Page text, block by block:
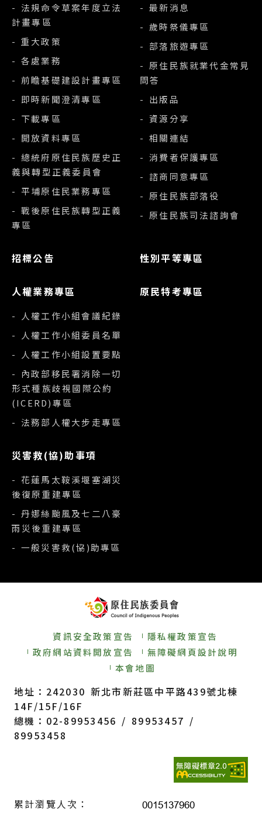
- 法規命令草案年度立法
計畫專區
- 重大政策
- 各處業務
- 前瞻基礎建設計畫專區
- 即時新聞澄清專區
- 下載專區
- 開放資料專區
- 總統府原住民族歷史正
義與轉型正義委員會
- 平埔原住民業務專區
- 戰後原住民族轉型正義
專區
- 最新消息
- 歲時祭儀專區
- 部落旅遊專區
- 原住民族就業代金常見
問答
- 出版品
- 資源分享
- 相關連結
- 消費者保護專區
- 諮商同意專區
- 原住民族部落役
- 原住民族司法諮詢會
招標公告 性別平等專區
人權業務專區
- 人權工作小組會議紀錄
- 人權工作小組委員名單
- 人權工作小組設置要點
- 內政部移民署消除一切
形式種族歧視國際公約
(ICERD)專區
- 法務部人權大步走專區
原民特考專區
災害救(協)助事項
- 花蓮馬太鞍溪堰塞湖災
後復原重建專區
- 丹娜絲颱風及七二八豪
雨災後重建專區
- 一般災害救(協)助專區
資訊安全政策宣告
隱私權政策宣告
政府網站資料開放宣告
無障礙網頁設計說明
本會地圖
地址：242030 新北市新莊區中平路439號北棟
14F/15F/16F
總機：02-89953456 / 89953457 /
89953458
累計瀏覽人次：